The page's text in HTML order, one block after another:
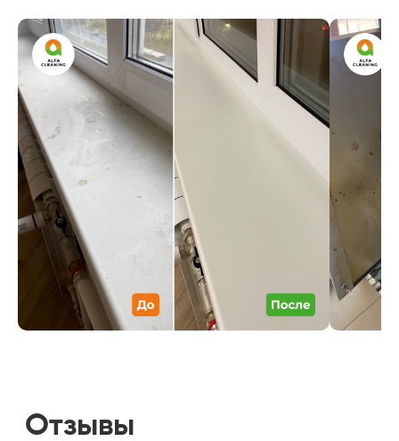
Я несомненно к Вам еще обращусь
не только за генеральной и 100%
Вы — моя рекомендация моим
друзьям Я еще никогда
не получала такого истинного
удовлетворения от потраченных
денег! СПАСИБО!!!
30 марта 2025 г.
Евгения
3 ноября 2025 г.
квартирантов не удастся привести
в порядок, но вам это удалось!
Отдельное спасибо за то, что
вычистили духовку с застарелыми
пятнами. Обязательно обращусь
к вам ещё